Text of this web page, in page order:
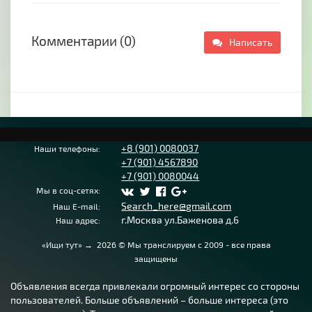
• Реставрация памятников
• Уборка захоронений могил
• Организация проведения отпеваний
• Организация проведения поминальных
• Помощь в подборе ритуальной атрибутики:
- Венки
Комментарии (0) Написать
Наши телефоны:
+8 (901) 0080037
+7 (901) 4567890
+7 (901) 0080044
Мы в соц-сетях:
Наш E-mail:
Search_here@gmail.com
Наш адрес: г.Москва ул.Баженова д.6
«Ищи тут» → 2026© Мы транслируем с 2009 - все права
защищены
Объявления всегда привлекали огромный интерес со стороны
пользователей. Больше объявлений – больше интереса (это